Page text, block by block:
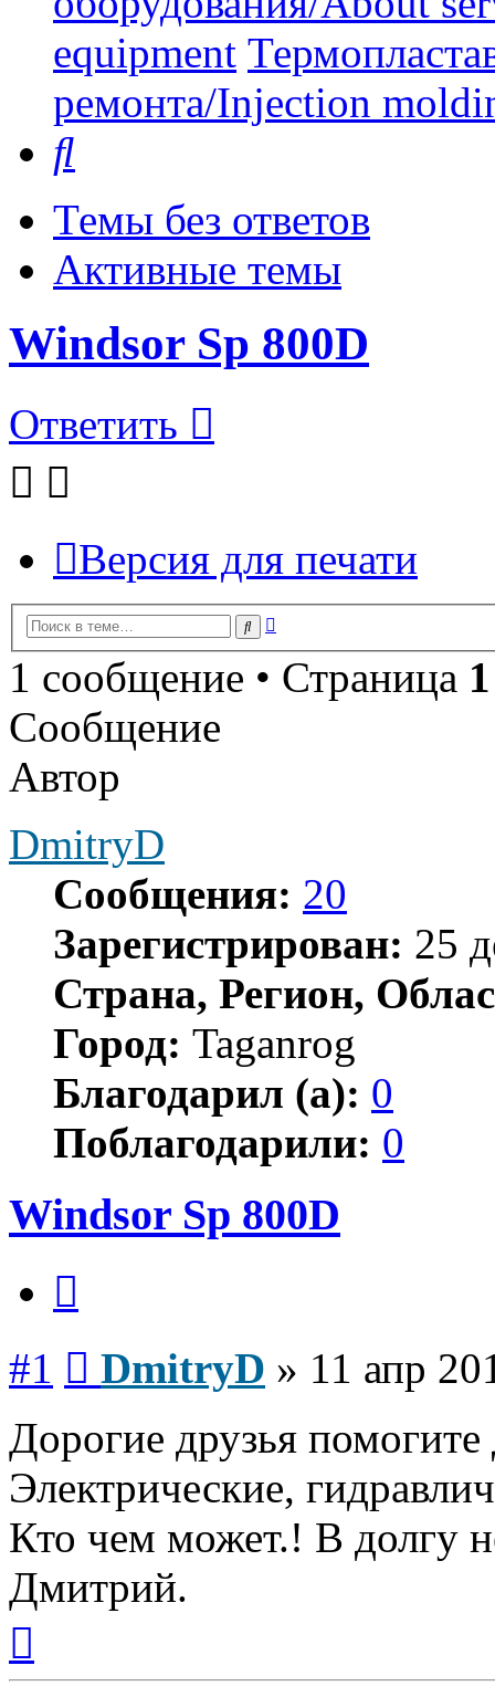
equipment
ремонта/Injection
Темы без ответов
Активные темы
Windsor Sp 800D
Ответить
Версия для печати
Поиск
1 сообщение • Страница 1
Сообщение
Автор
DmitryD
Сообщения: 20
Зарегистрирован: 25
Страна, Регион,
Город: Taganrog
Благодарил (а): 0
Поблагодарили: 0
Windsor Sp 800D
#1 DmitryD » 11 апр
Дорогие друзья
Электрические,
Кто чем может.! В долгу
Дмитрий.
началу